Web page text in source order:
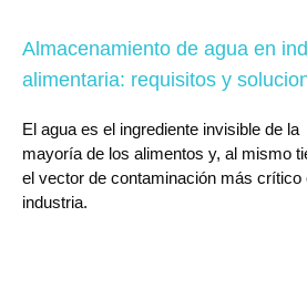
Almacenamiento de agua en
alimentaria: requisitos y
El agua es el ingrediente invisible de la
mayoría de los alimentos y, al mismo
el vector de contaminación más crítico
industria.